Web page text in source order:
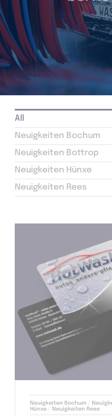
All
Neuigkeiten Bochum
Neuigkeiten Bottrop
Neuigkeiten Hünxe
Neuigkeiten Rees
Neuigkeiten Bochum /
Hünxe / Neuigkeiten Rees